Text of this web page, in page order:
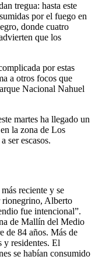
tregua: hasta este
por el fuego en
donde cuatro
que los
por estas
a otros focos que
Nacional Nahuel
martes ha llegado un
la zona de Los
ser escasos.
reciente y se
rionegrino, Alberto
fue intencional”.
de Mallín del Medio
de 84 años. Más de
y residentes. El
se habían consumido